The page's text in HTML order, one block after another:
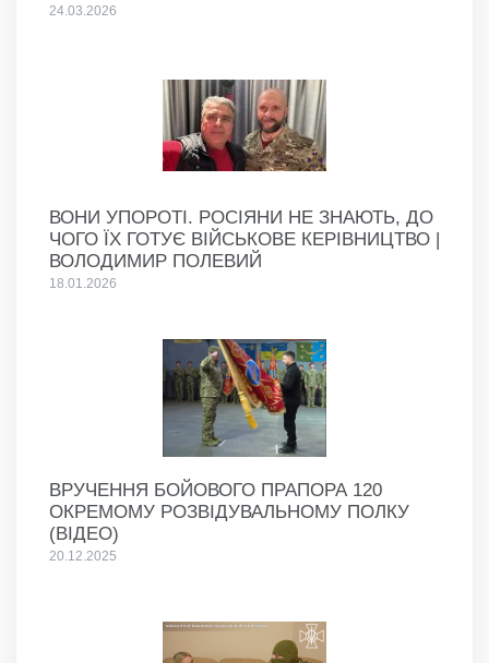
24.03.2026
ВОНИ УПОРОТІ. РОСІЯНИ НЕ ЗНАЮТЬ, ДО
ЧОГО ЇХ ГОТУЄ ВІЙСЬКОВЕ КЕРІВНИЦТВО |
ВОЛОДИМИР ПОЛЕВИЙ
18.01.2026
ВРУЧЕННЯ БОЙОВОГО ПРАПОРА 120
ОКРЕМОМУ РОЗВІДУВАЛЬНОМУ ПОЛКУ
(ВІДЕО)
20.12.2025